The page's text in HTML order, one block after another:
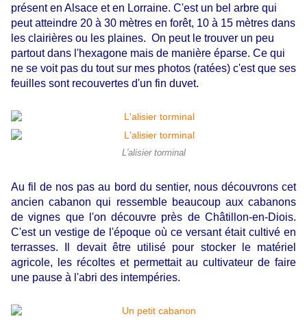
présent en Alsace et en Lorraine. C'est un bel arbre qui
peut atteindre 20 à 30 mètres en forêt, 10 à 15 mètres dans
les clairières ou les plaines. On peut le trouver un peu
partout dans l'hexagone mais de manière éparse. Ce qui
ne se voit pas du tout sur mes photos (ratées) c'est que ses
feuilles sont recouvertes d'un fin duvet.
L'alisier torminal
Au fil de nos pas au bord du sentier, nous découvrons cet
ancien cabanon qui ressemble beaucoup aux cabanons
de vignes que l'on découvre près de Châtillon-en-Diois.
C'est un vestige de l'époque où ce versant était cultivé en
terrasses. Il devait être utilisé pour stocker le matériel
agricole, les récoltes et permettait au cultivateur de faire
une pause à l'abri des intempéries.